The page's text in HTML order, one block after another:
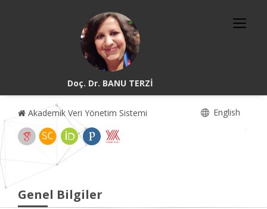
Doç. Dr. BANU TERZİ
Akademik Veri Yönetim Sistemi English
Genel Bilgiler